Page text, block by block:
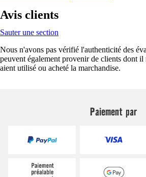
Avis clients
Sauter une section
Nous n'avons pas vérifié l'authenticité des
peuvent également provenir de clients dont il
aient utilisé ou acheté la marchandise.
Paiement par